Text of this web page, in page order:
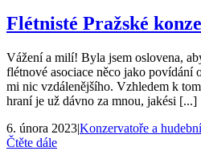
Flétnisté Pražské
Vážení a milí! Byla jsem oslovena,
flétnové asociace něco jako povídání
mi nic vzdálenějšího. Vzhledem k
hraní je už dávno za mnou, jakési [...]
6. února 2023|Konzervatoře a
Čtěte dále